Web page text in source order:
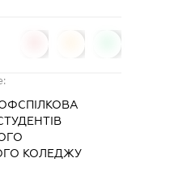
КОЛЕДЖУ